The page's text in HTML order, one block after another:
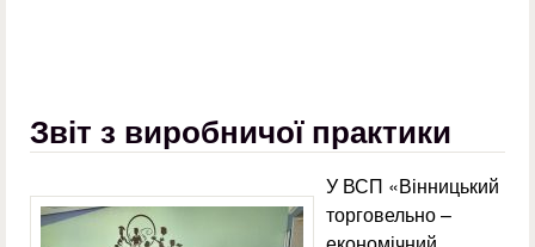
Звіт з виробничої практики
У ВСП «Вінницький
торговельно –